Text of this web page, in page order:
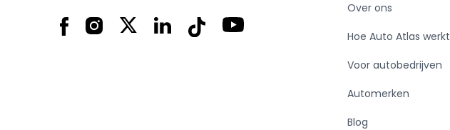
FacebookInstagram
X LinkedInTiktok YouTube
Over ons
Hoe Auto Atlas werkt
Voor autobedrijven
Automerken
Blog